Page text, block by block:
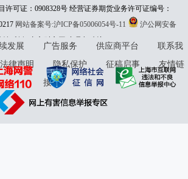
许可证：0908328号 经营证券期货业务许可证编号：
违法和不良信息举报:021-61278686 举报邮箱：
jubao@eastmoney.com
网站备案号:沪ICP备05006054号-11
沪公网安备
权所有:东方财富网意见与建议:4000300059/952500
发展 广告服务 供应商平台
联系我
法律声明 隐私保护 征稿启事
友情链
接